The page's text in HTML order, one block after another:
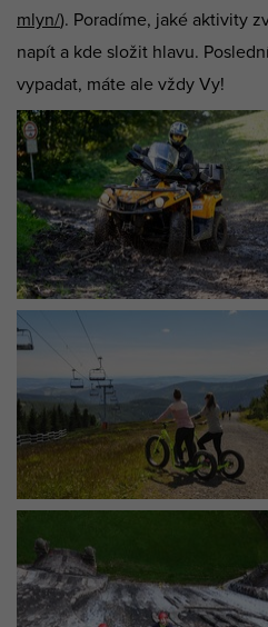
mlyn/). Poradíme, jaké aktivity
napít a kde složit hlavu.
vypadat, máte ale vždy Vy!